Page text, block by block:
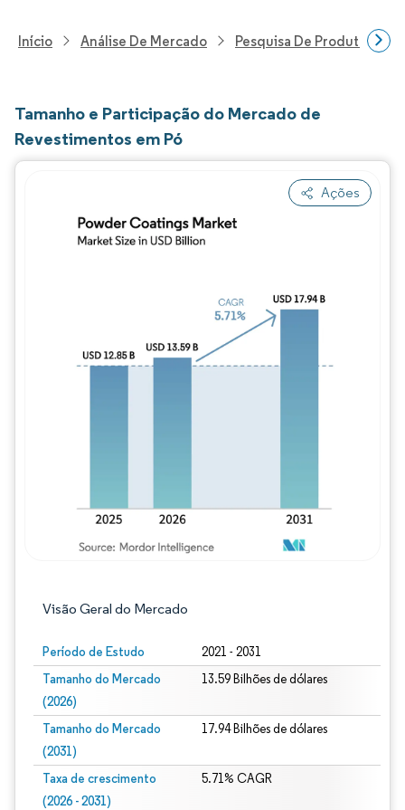
Início Análise De Mercado Pesquisa De Produtos
Tamanho e Participação do Mercado de
Revestimentos em Pó
Ações
Visão Geral do Mercado
Período de Estudo 2021 - 2031
Tamanho do Mercado
(2026)
13.59 Bilhões de dólares
Tamanho do Mercado
(2031)
17.94 Bilhões de dólares
Taxa de crescimento
(2026 - 2031)
5.71% CAGR